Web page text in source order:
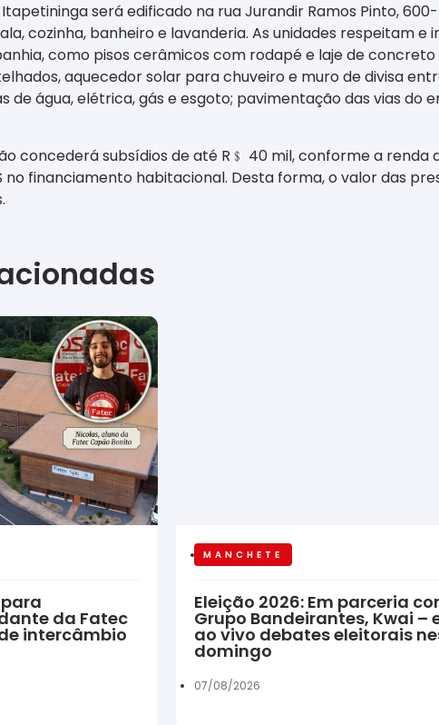
será edificado na rua Jurandir Ramos Pinto,
cozinha, banheiro e lavanderia. As unidades respeitam
como pisos cerâmicos com rodapé e laje de
aquecedor solar para chuveiro e muro de divisa
de água, elétrica, gás e esgoto; pavimentação das vias do
concederá subsídios de até R ﹩ 40 mil, conforme a renda
no financiamento habitacional. Desta forma, o valor das
da Fatec
intercâmbio
MANCHETE
Eleição 2026: Em parceria
Grupo Bandeirantes, Kwai –
ao vivo debates eleitorais
domingo
07/08/2026